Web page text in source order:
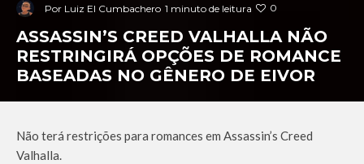
Por Luiz El Cumbachero 1 minuto de leitura 0
ASSASSIN’S CREED VALHALLA NÃO
RESTRINGIRÁ OPÇÕES DE ROMANCE
BASEADAS NO GÊNERO DE EIVOR
Não terá restrições para romances em Assassin’s Creed
Valhalla.